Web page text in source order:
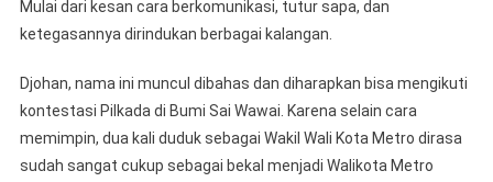
Mulai dari kesan cara berkomunikasi, tutur sapa, dan
ketegasannya dirindukan berbagai kalangan.
Djohan, nama ini muncul dibahas dan diharapkan bisa mengikuti
kontestasi Pilkada di Bumi Sai Wawai. Karena selain cara
memimpin, dua kali duduk sebagai Wakil Wali Kota Metro dirasa
sudah sangat cukup sebagai bekal menjadi Walikota Metro